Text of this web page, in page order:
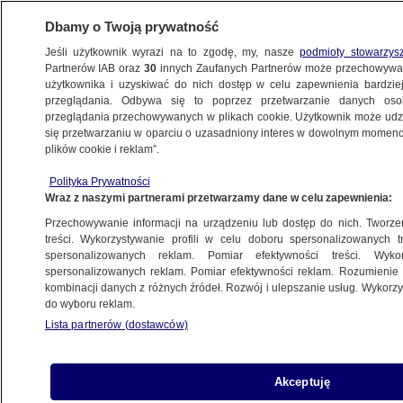
ŚWIAT
przepisy czekają na podpis Zełenskiego
9.10.2024, 14:26
Udostępnij
Dbamy o Twoją prywatność
Jeśli użytkownik wyrazi na to zgodę, my, naszepodmioty
Partnerów IAB oraz30 innych Zaufanych Partnerów może
użytkownika i uzyskiwać do nich dostęp w celu zapewnienia
przeglądania. Odbywa się to poprzez przetwarzanie danych
przeglądania przechowywanych w plikach cookie. Użytkownik może
się przetwarzaniu w oparciu o uzasadniony interes w dowolnym
plików cookie i reklam”.
Polityka Prywatności
Wraz z naszymi partnerami przetwarzamy dane w celu zapewnienia:
Przechowywanie informacji na urządzeniu lub dostęp do nich.
treści. Wykorzystywanie profili w celu doboru spersonalizowanych
spersonalizowanych reklam. Pomiar efektywności treści.
spersonalizowanych reklam. Pomiar efektywności reklam.
kombinacji danych z różnych źródeł. Rozwój i ulepszanie usług.
do wyboru reklam.
Lista partnerów (dostawców)
Akceptuję